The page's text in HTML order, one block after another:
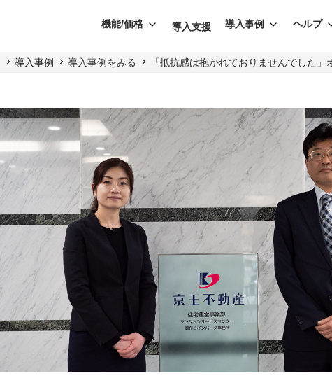
機能/価格 導入支援 導入事例 ヘルプ
導入事例 導入事例をみる 「抵抗感は抱かれておりませんでした